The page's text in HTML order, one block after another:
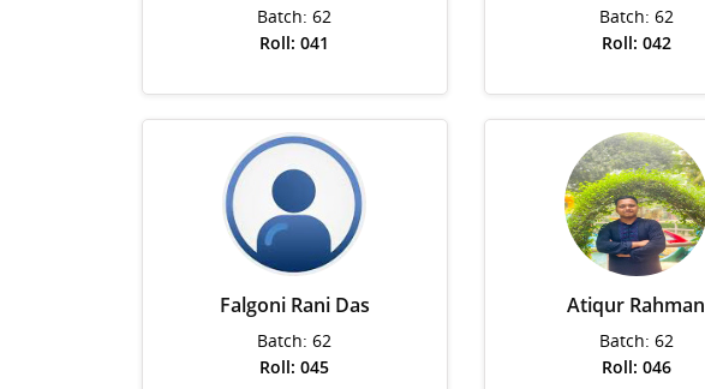
Batch: 62
Roll: 041
Batch: 62
Roll: 042
Falgoni Rani Das
Batch: 62
Roll: 045
Atiqur Rahman
Batch: 62
Roll: 046